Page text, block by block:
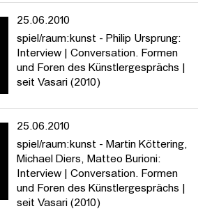
25.06.2010
spiel/raum:kunst - Philip Ursprung:
Interview | Conversation. Formen
und Foren des Künstlergesprächs |
seit Vasari (2010)
25.06.2010
spiel/raum:kunst - Martin Köttering,
Michael Diers, Matteo Burioni:
Interview | Conversation. Formen
und Foren des Künstlergesprächs |
seit Vasari (2010)